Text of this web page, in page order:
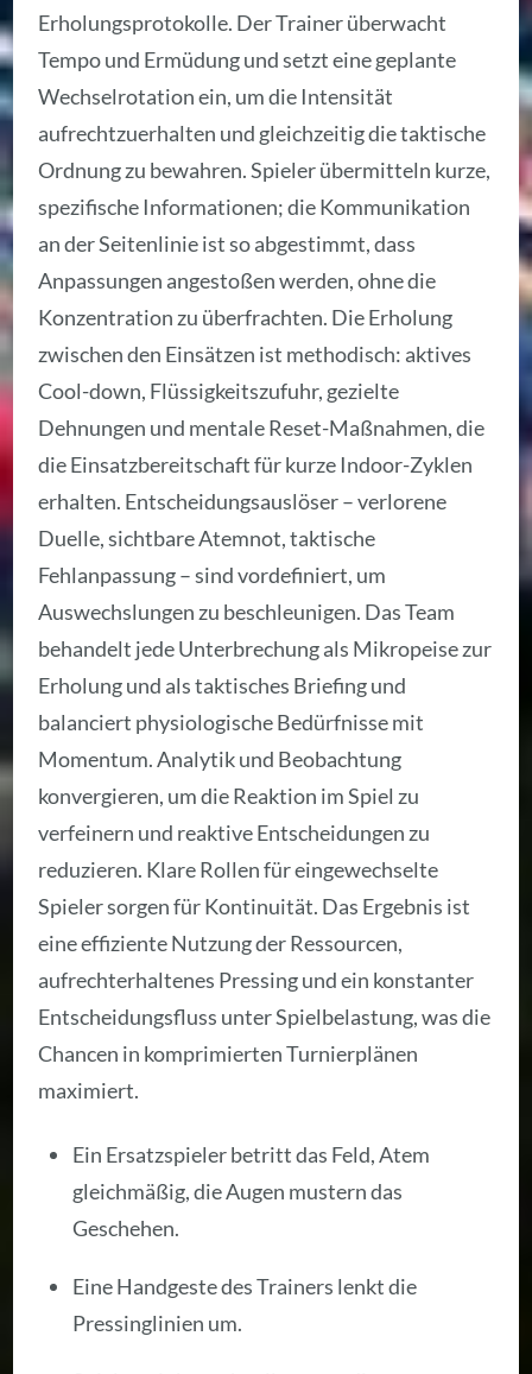
Erholungsprotokolle. Der Trainer überwacht
Tempo und Ermüdung und setzt eine geplante
Wechselrotation ein, um die Intensität
aufrechtzuerhalten und gleichzeitig die taktische
Ordnung zu bewahren. Spieler übermitteln kurze,
spezifische Informationen; die Kommunikation
an der Seitenlinie ist so abgestimmt, dass
Anpassungen angestoßen werden, ohne die
Konzentration zu überfrachten. Die Erholung
zwischen den Einsätzen ist methodisch: aktives
Cool-down, Flüssigkeitszufuhr, gezielte
Dehnungen und mentale Reset-Maßnahmen, die
die Einsatzbereitschaft für kurze Indoor-Zyklen
erhalten. Entscheidungsauslöser – verlorene
Duelle, sichtbare Atemnot, taktische
Fehlanpassung – sind vordefiniert, um
Auswechslungen zu beschleunigen. Das Team
behandelt jede Unterbrechung als Mikropeise zur
Erholung und als taktisches Briefing und
balanciert physiologische Bedürfnisse mit
Momentum. Analytik und Beobachtung
konvergieren, um die Reaktion im Spiel zu
verfeinern und reaktive Entscheidungen zu
reduzieren. Klare Rollen für eingewechselte
Spieler sorgen für Kontinuität. Das Ergebnis ist
eine effiziente Nutzung der Ressourcen,
aufrechterhaltenes Pressing und ein konstanter
Entscheidungsfluss unter Spielbelastung, was die
Chancen in komprimierten Turnierplänen
maximiert.
Ein Ersatzspieler betritt das Feld, Atem
gleichmäßig, die Augen mustern das
Geschehen.
Eine Handgeste des Trainers lenkt die
Pressinglinien um.